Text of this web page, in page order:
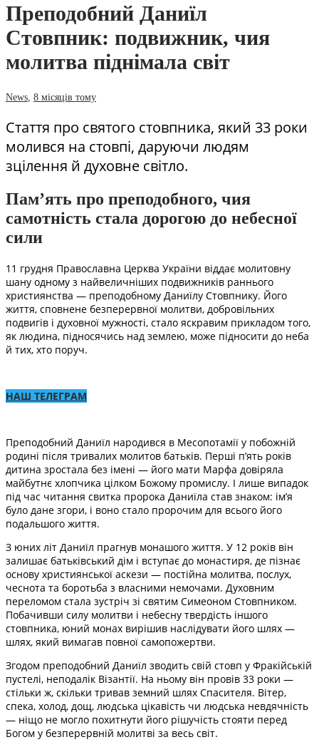
Преподобний Даниїл
Стовпник: подвижник, чия
молитва піднімала світ
News 8 місяців тому
Стаття про святого стовпника, який 33 роки
молився на стовпі, даруючи людям
зцілення й духовне світло.
Пам’ять про преподобного, чия
самотність стала дорогою до небесної
сили
11 грудня Православна Церква України віддає молитовну
шану одному з найвеличніших подвижників раннього
християнства — преподобному Даниїлу Стовпнику. Його
життя, сповнене безперервної молитви, добровільних
подвигів і духовної мужності, стало яскравим прикладом того,
як людина, підносячись над землею, може підносити до неба
й тих, хто поруч.
НАШ ТЕЛЕГРАМ
Преподобний Даниїл народився в Месопотамії у побожній
родині після тривалих молитов батьків. Перші п’ять років
дитина зростала без імені — його мати Марфа довіряла
майбутнє хлопчика цілком Божому промислу. І лише випадок
під час читання свитка пророка Даниїла став знаком: ім’я
було дане згори, і воно стало пророчим для всього його
подальшого життя.
З юних літ Даниїл прагнув монашого життя. У 12 років він
залишає батьківський дім і вступає до монастиря, де пізнає
основу християнської аскези — постійна молитва, послух,
чеснота та боротьба з власними немочами. Духовним
переломом стала зустріч зі святим Симеоном Стовпником.
Побачивши силу молитви і небесну твердість іншого
стовпника, юний монах вирішив наслідувати його шлях —
шлях, який вимагав повної самопожертви.
Згодом преподобний Даниїл зводить свій стовп у Фракійській
пустелі, неподалік Візантії. На ньому він провів 33 роки —
стільки ж, скільки тривав земний шлях Спасителя. Вітер,
спека, холод, дощ, людська цікавість чи людська невдячність
— ніщо не могло похитнути його рішучість стояти перед
Богом у безперервній молитві за весь світ.